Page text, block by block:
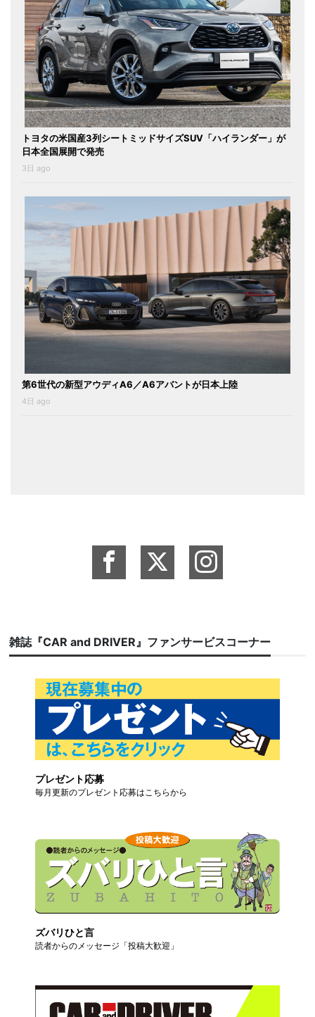
トヨタの米国産3列シートミッドサイズSUV「ハイランダー」が
日本全国展開で発売
3日 ago
第6世代の新型アウディA6／A6アバントが日本上陸
4日 ago
雑誌『CAR and DRIVER』ファンサービスコーナー
プレゼント応募
毎月更新のプレゼント応募はこちらから
ズバリひと言
読者からのメッセージ「投稿大歓迎」